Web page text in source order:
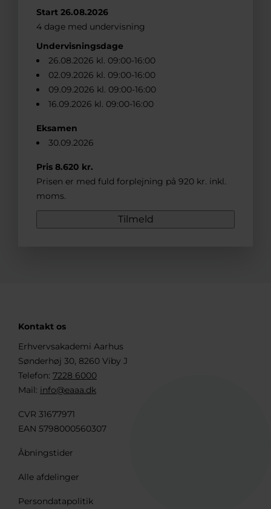
Start 26.08.2026
4 dage med undervisning
Undervisningsdage
26.08.2026 kl. 09:00-16:00
02.09.2026 kl. 09:00-16:00
09.09.2026 kl. 09:00-16:00
16.09.2026 kl. 09:00-16:00
Eksamen
30.09.2026
Pris 8.620 kr.
Prisen er med fuld forplejning på 920 kr. inkl.
moms.
Tilmeld
Kontakt os
Erhvervsakademi Aarhus
Sønderhøj 30, 8260 Viby J
Telefon: 7228 6000
Mail: info@eaaa.dk
CVR 31677971
EAN 5798000560307
Åbningstider
Alle afdelinger
Persondatapolitik